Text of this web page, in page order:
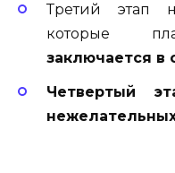
Третий этап
которые
заключается в
Четвертый